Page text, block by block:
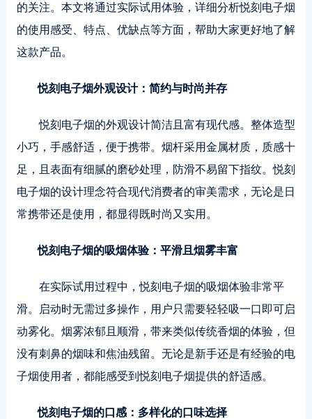
的关注。本文将通过实际试用体验，详细分析悦刻电子烟
的使用感受、特点、优缺点等方面，帮助大家更好地了解
这款产品。
悦刻电子烟外观设计：简约与时尚并存
悦刻电子烟的外观设计简洁且富有现代感。整体造型
小巧，手感舒适，便于携带。烟杆采用金属材质，质感十
足，且表面有细腻的磨砂处理，防滑不易留下指纹。悦刻
电子烟的设计理念符合现代消费者的审美需求，无论是日
常携带还是使用，都显得既时尚又实用。
悦刻电子烟的吸烟体验：平滑且烟雾丰富
在实际试用过程中，悦刻电子烟的吸烟体验非常平
滑。启动时无需过多操作，用户只需要轻轻吸一口即可启
动雾化。烟雾浓郁且顺滑，带来类似传统香烟的体验，但
没有刺鼻的烟味和焦油残留。无论是新手还是有经验的电
子烟使用者，都能感受到悦刻电子烟提供的舒适感。
悦刻电子烟的口感：多样化的口味选择